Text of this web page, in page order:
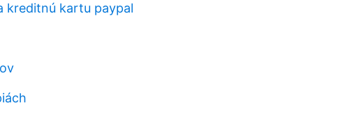
kreditnú kartu paypal